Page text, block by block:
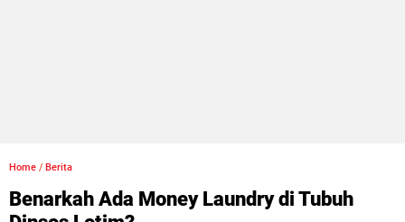
Home / Berita
Benarkah Ada Money Laundry di Tubuh